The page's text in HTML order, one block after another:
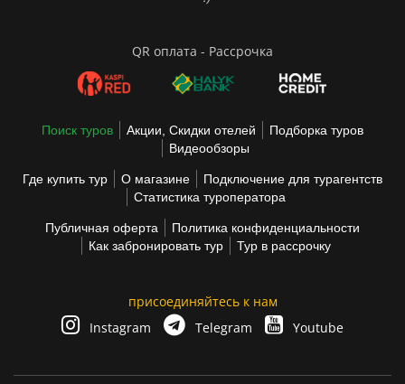
QR оплата - Рассрочка
Поиск туров Акции, Скидки отелей
Подборка туров
Видеообзоры
Где купить тур О магазине
Подключение для турагентств
Статистика туроператора
Публичная оферта
Политика конфиденциальности
Как забронировать тур
Тур в рассрочку
присоединяйтесь к нам
Instagram
Telegram Youtube